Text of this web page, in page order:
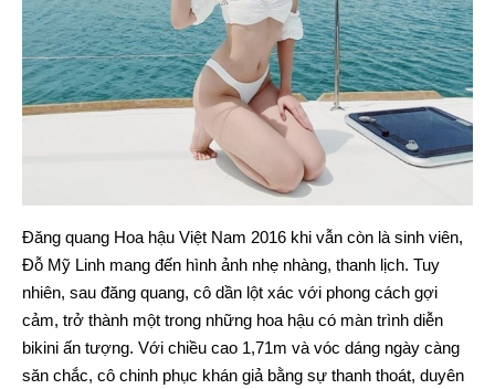
Đăng quang Hoa hậu Việt Nam 2016 khi vẫn còn là sinh viên,
Đỗ Mỹ Linh mang đến hình ảnh nhẹ nhàng, thanh lịch. Tuy
nhiên, sau đăng quang, cô dần lột xác với phong cách gợi
cảm, trở thành một trong những hoa hậu có màn trình diễn
bikini ấn tượng. Với chiều cao 1,71m và vóc dáng ngày càng
săn chắc, cô chinh phục khán giả bằng sự thanh thoát, duyên